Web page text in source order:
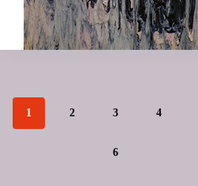
1 2 3 4
6